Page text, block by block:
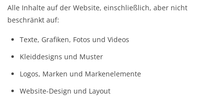
Alle Inhalte auf der Website, einschließlich, aber nicht
beschränkt auf:
Texte, Grafiken, Fotos und Videos
Kleiddesigns und Muster
Logos, Marken und Markenelemente
Website-Design und Layout